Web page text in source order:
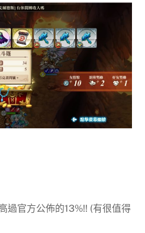
過官方公佈的13%!! (有很值得